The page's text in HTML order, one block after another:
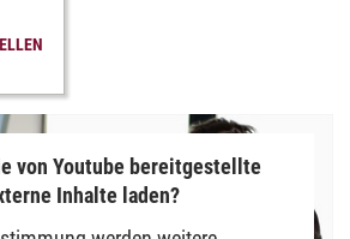
von Youtube bereitgestellte
Inhalte laden?